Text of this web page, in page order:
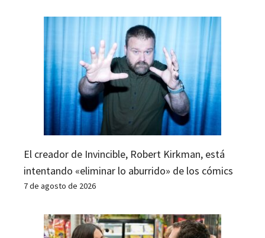
El creador de Invincible, Robert Kirkman, está
intentando «eliminar lo aburrido» de los cómics
7 de agosto de 2026